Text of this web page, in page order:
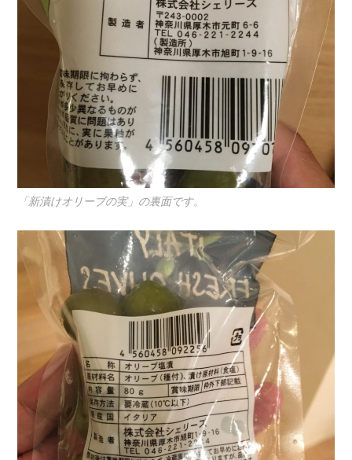
「新漬けオリーブの実」の裏面です。